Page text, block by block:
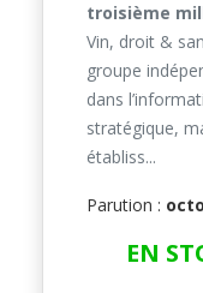
troisième
Vin, droit &
groupe
dans
stratégique,
établiss...
Parution :
EN